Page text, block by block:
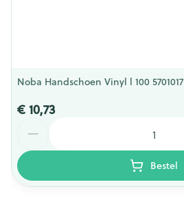
Noba Handschoen Vinyl l 100 5701017
€ 10,73
Bestel